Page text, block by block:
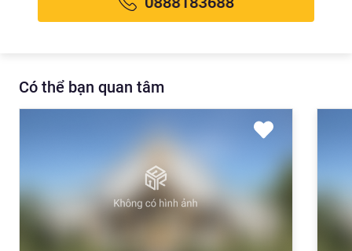
Có thể bạn quan tâm